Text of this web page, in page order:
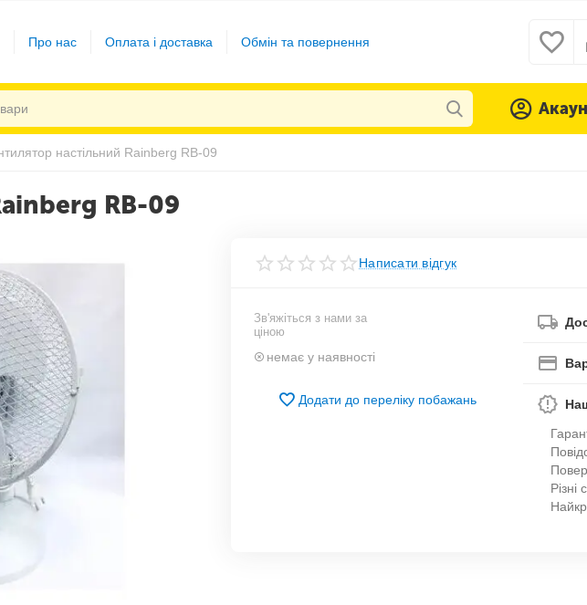
Про нас Оплата і доставка Обмін та повернення
настільний Rainberg RB-09
RB-09
Написати відгук
Зв'яжіться з нами за
ціною
немає у наявності
Додати до переліку побажань
Різні